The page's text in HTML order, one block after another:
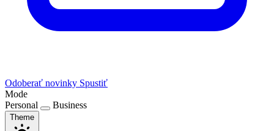
Odoberať novinky Spustiť
Mode
Personal
Business
Theme